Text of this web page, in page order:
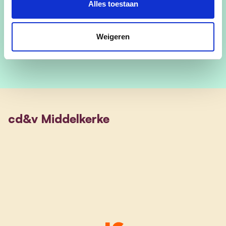
Alles toestaan
Weigeren
Stijn op Facebook
Stijn op Instagram
cd&v Middelkerke